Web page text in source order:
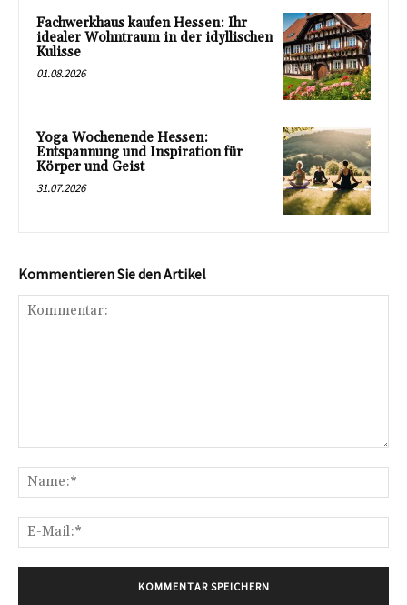
Fachwerkhaus kaufen Hessen: Ihr
idealer Wohntraum in der idyllischen
Kulisse
01.08.2026
Yoga Wochenende Hessen:
Entspannung und Inspiration für
Körper und Geist
31.07.2026
Kommentieren Sie den Artikel